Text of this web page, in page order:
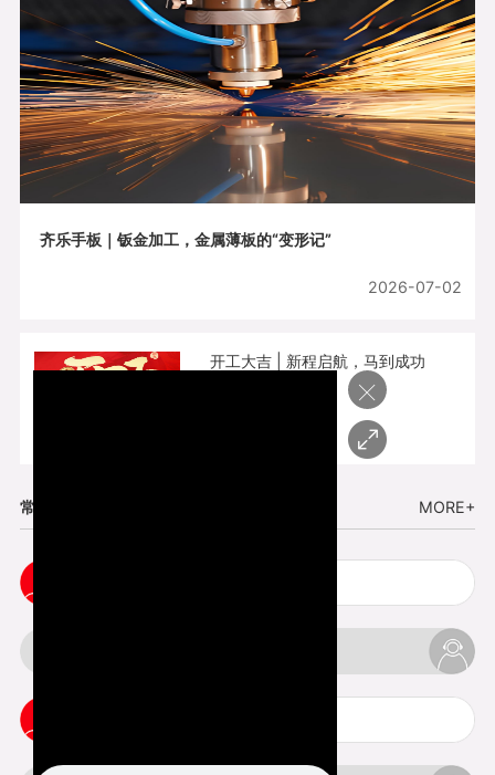
齐乐手板｜钣金加工，金属薄板的“变形记”
2026-07-02
开工大吉 | 新程启航，马到成功
常见问题 MORE+
×